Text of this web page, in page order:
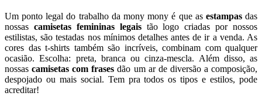
Um ponto legal do trabalho da mony mony é que as estampasdas
nossas camisetas femininas legaistão logo criadas por nossos
estilistas, são testadas nos mínimos detalhes antes de ir a venda. As
cores das t-shirts também são incríveis, combinam com qualquer
ocasião. Escolha: preta, branca ou cinza-mescla. Além disso, as
nossas camisetas com frases dão um ar de diversão a composição,
despojado ou mais social. Tem pra todos os tipos e estilos, pode
acreditar!